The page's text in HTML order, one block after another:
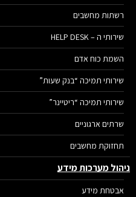
רשתות מחשבים
שירותי ה – HELP DESK
השמת כוח אדם
שירותי תמיכה “בנק שעות”
שירותי תמיכה “ריטיינר”
שרתים ארגוניים
תחזוקת מחשבים
מערכות מידע
אבטחת מידע